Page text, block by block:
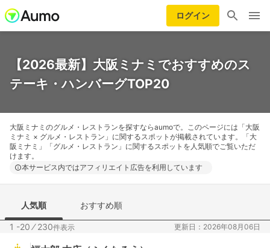
ログイン
【2026最新】大阪ミナミでおすすめのス
テーキ・ハンバーグTOP20
大阪ミナミのグルメ・レストランを探すならaumoで。このページには「大阪
ミナミ × グルメ・レストラン」に関するスポットが掲載されています。「大
阪ミナミ」「グルメ・レストラン」に関するスポットを人気順でご覧いただ
けます。
本サービス内ではアフィリエイト広告を利用しています
人気順 おすすめ順
1 -20 ⁄230件表示 更新日：2026年08月06日